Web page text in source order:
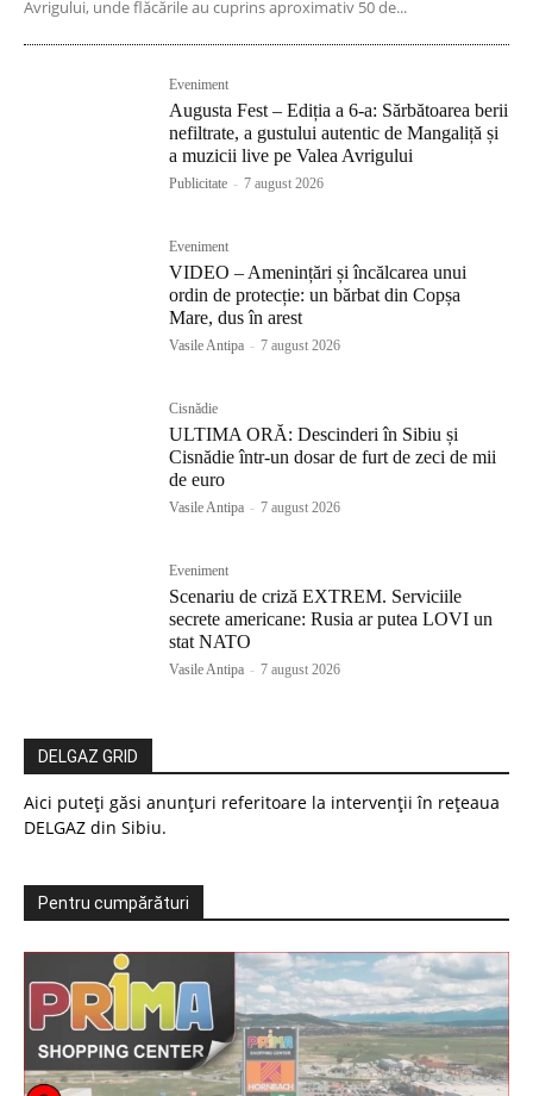
Avrigului, unde flăcările au cuprins aproximativ 50 de...
Eveniment
Augusta Fest – Ediția a 6-a: Sărbătoarea berii
nefiltrate, a gustului autentic de Mangaliță și
a muzicii live pe Valea Avrigului
Publicitate - 7 august 2026
Eveniment
VIDEO – Amenințări și încălcarea unui
ordin de protecție: un bărbat din Copșa
Mare, dus în arest
Vasile Antipa - 7 august 2026
Cisnădie
ULTIMA ORĂ: Descinderi în Sibiu și
Cisnădie într-un dosar de furt de zeci de mii
de euro
Vasile Antipa - 7 august 2026
Eveniment
Scenariu de criză EXTREM. Serviciile
secrete americane: Rusia ar putea LOVI un
stat NATO
Vasile Antipa - 7 august 2026
DELGAZ GRID
Aici puteți găsi anunțuri referitoare la intervenții în rețeaua
DELGAZ din Sibiu.
Pentru cumpărături